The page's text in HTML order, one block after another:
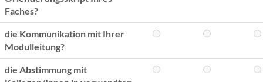
Faches?
die Kommunikation mit Ihrer
Modulleitung?
die Abstimmung mit